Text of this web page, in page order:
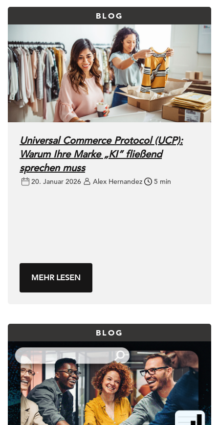
BLOG
Universal Commerce Protocol (UCP):
Warum Ihre Marke „KI” fließend
sprechen muss
20. Januar 2026 Alex Hernandez 5 min
MEHR LESEN
BLOG